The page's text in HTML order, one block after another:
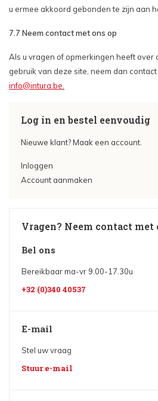
u ermee akkoord gebonden te zijn aan
7.7 Neem contact met ons op
Als u vragen of opmerkingen heeft over
gebruik van deze site, neem dan
info@intura.be
Log in en bestel eenvoudig
Nieuwe klant? Maak een account.
Inloggen
Account aanmaken
Vragen? Neem contact met
Bel ons
Bereikbaar ma-vr 9.00-17.30u
+32 (0)340 40537
E-mail
Stel uw vraag
Stuur e-mail